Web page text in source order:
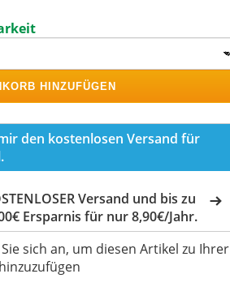
HINZUFÜGEN
den kostenlosen Versand für
Versand und bis zu
Ersparnis für nur 8,90€/Jahr.
sich an, um diesen Artikel zu Ihrer